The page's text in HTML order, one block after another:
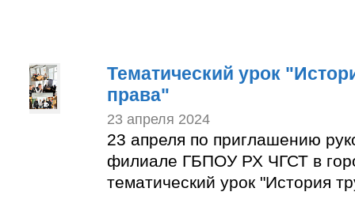
Тематический урок
права"
23 апреля 2024
23 апреля по приглашению
филиале ГБПОУ РХ ЧГСТ в
тематический урок "История